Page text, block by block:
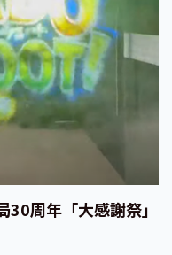
周年「大感謝祭」